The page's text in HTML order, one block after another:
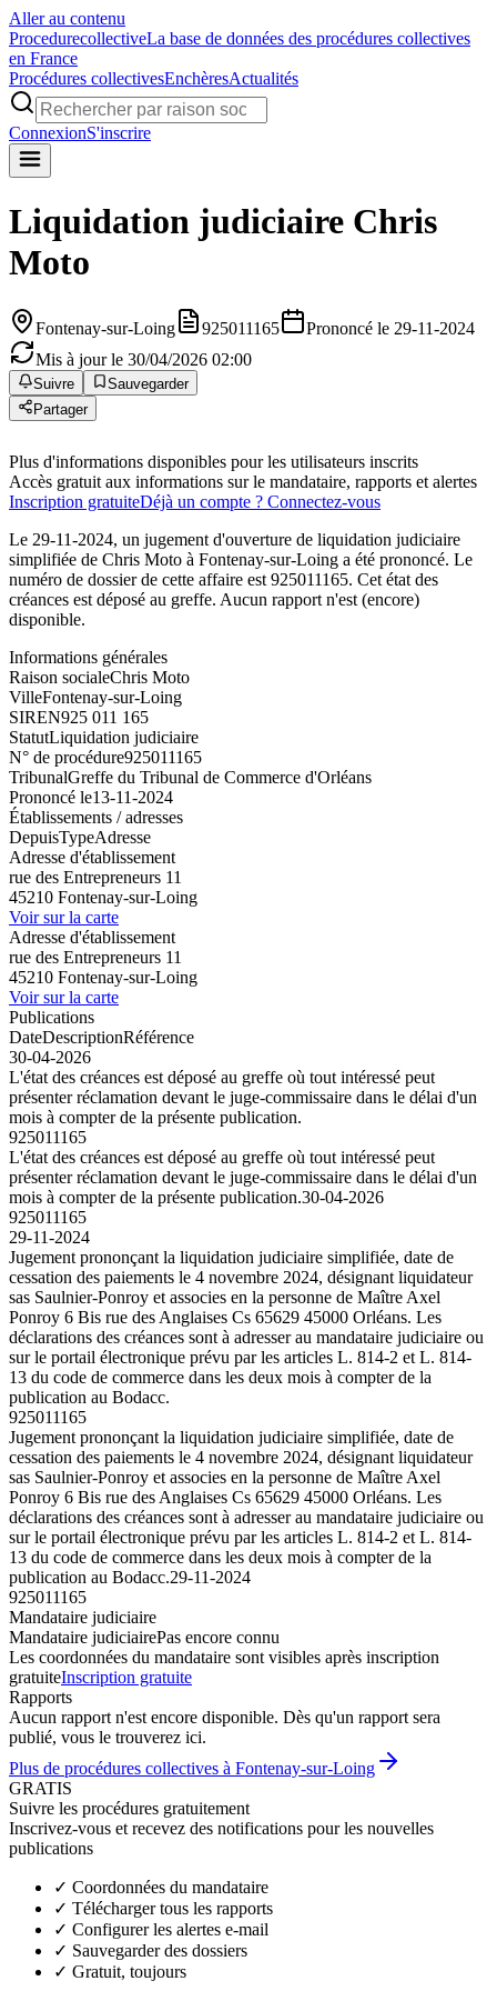
Aller au contenu
ProcedurecollectiveLa base de données des procédures collectives
en France
Procédures collectivesEnchèresActualités
ConnexionS'inscrire
Liquidation judiciaire Chris
Moto
Fontenay-sur-Loing 925011165
Prononcé le 29-11-2024
Mis à jour le 30/04/2026 02:00
Suivre
Sauvegarder
Partager
Plus d'informations disponibles pour les utilisateurs inscrits
Accès gratuit aux informations sur le mandataire, rapports et alertes
Inscription gratuiteDéjà un compte ? Connectez-vous
Le 29-11-2024, un jugement d'ouverture de liquidation judiciaire
simplifiée de Chris Moto à Fontenay-sur-Loing a été prononcé. Le
numéro de dossier de cette affaire est 925011165. Cet état des
créances est déposé au greffe. Aucun rapport n'est (encore)
disponible.
Informations générales
Raison socialeChris Moto
VilleFontenay-sur-Loing
SIREN925 011 165
StatutLiquidation judiciaire
N° de procédure925011165
TribunalGreffe du Tribunal de Commerce d'Orléans
Prononcé le13-11-2024
Établissements / adresses
DepuisTypeAdresse
Adresse d'établissement
rue des Entrepreneurs 11
45210 Fontenay-sur-Loing
Voir sur la carte
Adresse d'établissement
rue des Entrepreneurs 11
45210 Fontenay-sur-Loing
Voir sur la carte
Publications
DateDescriptionRéférence
30-04-2026
L'état des créances est déposé au greffe où tout intéressé peut
présenter réclamation devant le juge-commissaire dans le délai d'un
mois à compter de la présente publication.
925011165
L'état des créances est déposé au greffe où tout intéressé peut
présenter réclamation devant le juge-commissaire dans le délai d'un
mois à compter de la présente publication.30-04-2026
925011165
29-11-2024
Jugement prononçant la liquidation judiciaire simplifiée, date de
cessation des paiements le 4 novembre 2024, désignant liquidateur
sas Saulnier-Ponroy et associes en la personne de Maître Axel
Ponroy 6 Bis rue des Anglaises Cs 65629 45000 Orléans. Les
déclarations des créances sont à adresser au mandataire judiciaire ou
sur le portail électronique prévu par les articles L. 814-2 et L. 814-
13 du code de commerce dans les deux mois à compter de la
publication au Bodacc.
925011165
Jugement prononçant la liquidation judiciaire simplifiée, date de
cessation des paiements le 4 novembre 2024, désignant liquidateur
sas Saulnier-Ponroy et associes en la personne de Maître Axel
Ponroy 6 Bis rue des Anglaises Cs 65629 45000 Orléans. Les
déclarations des créances sont à adresser au mandataire judiciaire ou
sur le portail électronique prévu par les articles L. 814-2 et L. 814-
13 du code de commerce dans les deux mois à compter de la
publication au Bodacc.29-11-2024
925011165
Mandataire judiciaire
Mandataire judiciairePas encore connu
Les coordonnées du mandataire sont visibles après inscription
gratuiteInscription gratuite
Rapports
Aucun rapport n'est encore disponible. Dès qu'un rapport sera
publié, vous le trouverez ici.
Plus de procédures collectives à Fontenay-sur-Loing
GRATIS
Suivre les procédures gratuitement
Inscrivez-vous et recevez des notifications pour les nouvelles
publications
✓ Coordonnées du mandataire
✓ Télécharger tous les rapports
✓ Configurer les alertes e-mail
✓ Sauvegarder des dossiers
✓ Gratuit, toujours